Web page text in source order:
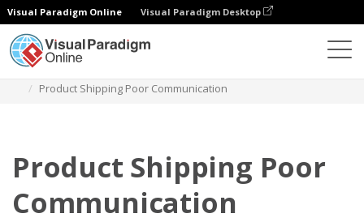
Visual Paradigm Online Visual Paradigm Desktop
Product Shipping Poor Communication
Product Shipping Poor
Communication